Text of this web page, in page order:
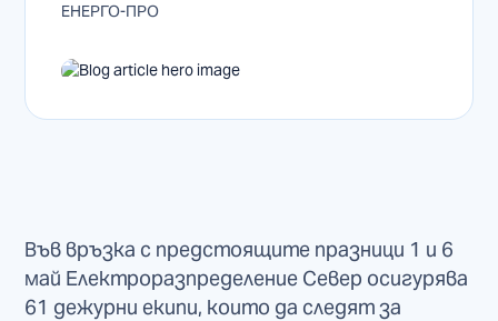
ЕНЕРГО-ПРО
Във връзка с предстоящите празници 1 и 6
май Електроразпределение Север осигурява
61 дежурни екипи, които да следят за